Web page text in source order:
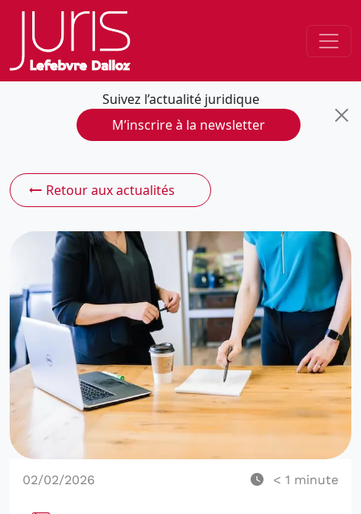
Suivez l’actualité juridique
M’inscrire à la newsletter
Retour aux actualités
02/02/2026 < 1 minute